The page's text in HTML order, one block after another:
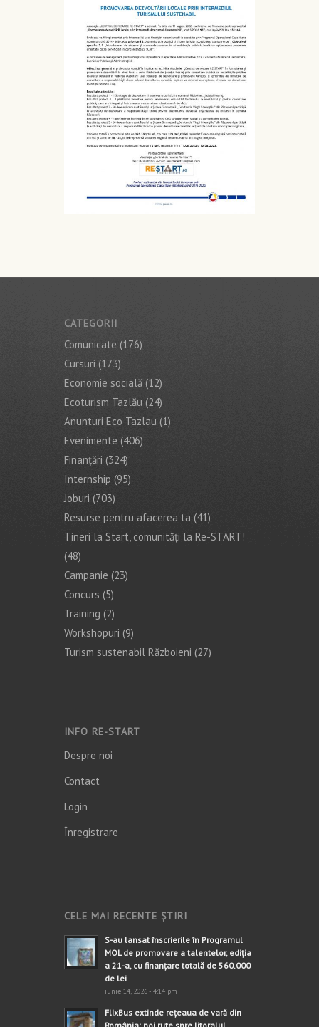
CATEGORII
Comunicate (176)
Cursuri (173)
Economie socială (12)
Ecoturism Tazlău (24)
Anunturi Eco Tazlau (1)
Evenimente (406)
Finanţări (324)
Internship (95)
Joburi (703)
Resurse pentru afacerea ta (41)
Tineri la Start, comunități la Re-START!
(48)
Campanie (23)
Concurs (5)
Training (2)
Workshopuri (9)
Turism sustenabil Războieni (27)
INFO RE-START
Despre noi
Contact
Login
Înregistrare
CELE MAI RECENTE ȘTIRI
S-au lansat înscrierile în Programul
MOL de promovare a talentelor, ediția
a 21-a, cu finanțare totală de 560.000
de lei
iunie 14, 2026 - 4:14 pm
FlixBus extinde rețeaua de vară din